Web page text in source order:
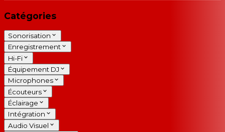
Catégories
Sonorisation
Enregistrement
Hi-Fi
Équipement DJ
Microphones
Écouteurs
Éclairage
Intégration
Audio Visuel